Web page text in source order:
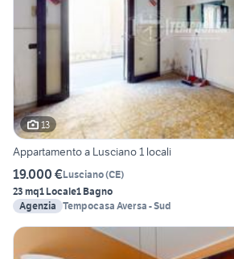
13
Appartamento a Lusciano 1 locali
19.000 €Lusciano(CE)
23 mq1 Locale1 Bagno
Agenzia Tempocasa Aversa - Sud